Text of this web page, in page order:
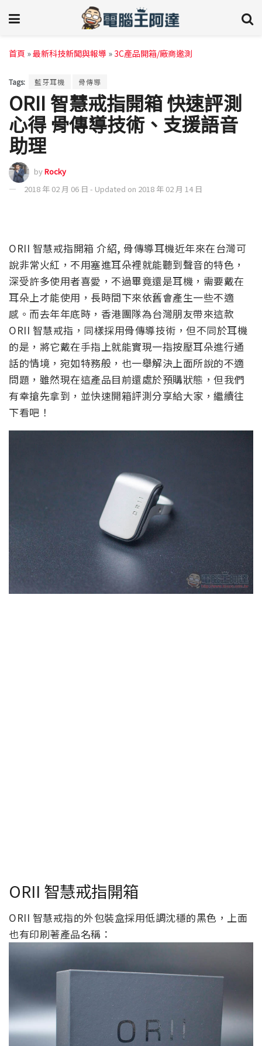
首頁 »最新科技新聞與報導 »3C產品開箱/廠商邀測
Tags: 藍牙耳機 骨傳導
ORII 智慧戒指開箱 快速評測
心得 骨傳導技術、支援語音
助理
byRocky
2018 年 02 月 06 日 - Updated on 2018 年 02 月 14 日
ORII 智慧戒指開箱 介紹, 骨傳導耳機近年來在台灣可
說非常火紅，不用塞進耳朵裡就能聽到聲音的特色，
深受許多使用者喜愛，不過畢竟還是耳機，需要戴在
耳朵上才能使用，長時間下來依舊會產生一些不適
感。而去年年底時，香港團隊為台灣朋友帶來這款
ORII 智慧戒指，同樣採用骨傳導技術，但不同於耳機
的是，將它戴在手指上就能實現一指按壓耳朵進行通
話的情境，宛如特務般，也一舉解決上面所說的不適
問題，雖然現在這產品目前還處於預購狀態，但我們
有幸搶先拿到，並快速開箱評測分享給大家，繼續往
下看吧！
ORII 智慧戒指開箱
ORII 智慧戒指的外包裝盒採用低調沈穩的黑色，上面
也有印刷著產品名稱：